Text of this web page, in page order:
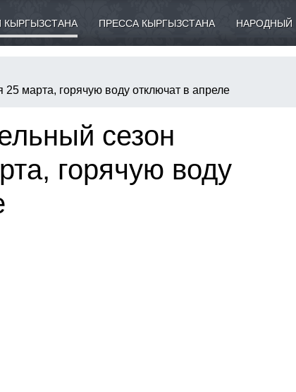
КЫРГЫЗСТАНА ПРЕССА КЫРГЫЗСТАНА НАРОДНЫЙ
марта, горячую воду отключат в апреле
сезон
горячую воду